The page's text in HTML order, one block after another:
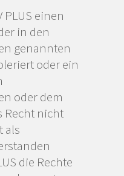
PLUS einen
in den
genannten
oder ein
oder dem
Recht nicht
als
die Rechte